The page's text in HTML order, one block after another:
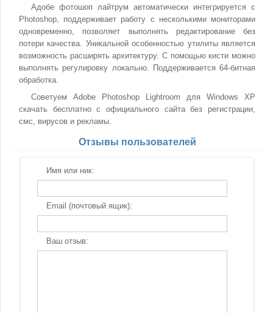
Адобе фотошоп лайтрум автоматически интегрируется с
Photoshop, поддерживает работу с несколькими мониторами
одновременно, позволяет выполнять редактирование без
потери качества. Уникальной особенностью утилиты является
возможность расширять архитектуру. С помощью кисти можно
выполнять регулировку локально. Поддерживается 64-битная
обработка.
Советуем Adobe Photoshop Lightroom для Windows XP
скачать бесплатно с официального сайта без регистрации,
смс, вирусов и рекламы.
Отзывы пользователей
Имя или ник:
Email (почтовый ящик):
Ваш отзыв: